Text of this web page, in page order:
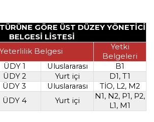
GÖRE ÜST DÜZEY YÖNETİCİ
BELGESİ LİSTESİ
Belgesi
Yetki
Belgeleri
ÜDY 1 Uluslararası
B1
ÜDY 2
Yurt içi D1, T1
ÜDY 3 Uluslararası
TİO, L2, M2
ÜDY 4
Yurt içi
N1, N2, P1, P2,
L1, M1